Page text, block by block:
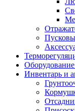
Инвентарь и